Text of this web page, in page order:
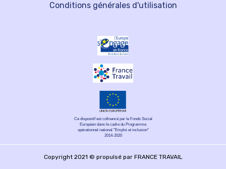
Conditions générales d'utilisation
Ce dispositif est cofinancé par le Fonds Social
Européen dans le cadre du Programme
opérationnel national "Emploi et inclusion"
2014-2020
Copyright 2021 © propulsé par FRANCE TRAVAIL